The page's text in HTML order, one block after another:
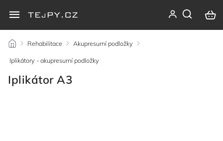
/ Rehabilitace / Akupresurní podložky /
Iplikátory - akupresurní podložky
Iplikátor A3